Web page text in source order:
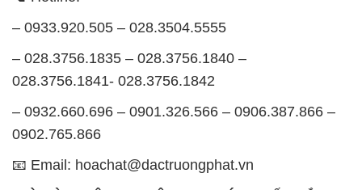
0902.765.866
📧 Email: hoachat@dactruongphat.vn
TRƯỜNG PHÁT
được tổ chức như sau: